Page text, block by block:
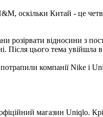
оскільки Китай - це
відносини з
Після цього тема
компанії Nike і
магазин Uniqlo.